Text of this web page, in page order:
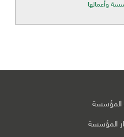
وأعمالها
المؤسسة